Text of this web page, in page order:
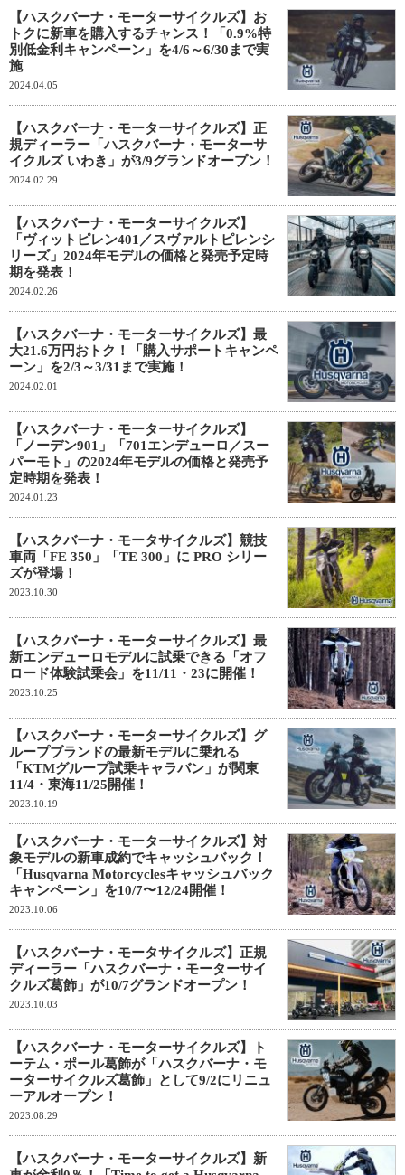
【ハスクバーナ・モーターサイクルズ】お
トクに新車を購入するチャンス！「0.9%特
別低金利キャンペーン」を4/6～6/30まで実
施
2024.04.05
【ハスクバーナ・モーターサイクルズ】正
規ディーラー「ハスクバーナ・モーターサ
イクルズ いわき」が3/9グランドオープン！
2024.02.29
【ハスクバーナ・モーターサイクルズ】
「ヴィットピレン401／スヴァルトピレンシ
リーズ」2024年モデルの価格と発売予定時
期を発表！
2024.02.26
【ハスクバーナ・モーターサイクルズ】最
大21.6万円おトク！「購入サポートキャンペ
ーン」を2/3～3/31まで実施！
2024.02.01
【ハスクバーナ・モーターサイクルズ】
「ノーデン901」「701エンデューロ／スー
パーモト」の2024年モデルの価格と発売予
定時期を発表！
2024.01.23
【ハスクバーナ・モータサイクルズ】競技
車両「FE 350」「TE 300」に PRO シリー
ズが登場！
2023.10.30
【ハスクバーナ・モーターサイクルズ】最
新エンデューロモデルに試乗できる「オフ
ロード体験試乗会」を11/11・23に開催！
2023.10.25
【ハスクバーナ・モーターサイクルズ】グ
ループブランドの最新モデルに乗れる
「KTMグループ試乗キャラバン」が関東
11/4・東海11/25開催！
2023.10.19
【ハスクバーナ・モーターサイクルズ】対
象モデルの新車成約でキャッシュバック！
「Husqvarna Motorcyclesキャッシュバック
キャンペーン」を10/7〜12/24開催！
2023.10.06
【ハスクバーナ・モータサイクルズ】正規
ディーラー「ハスクバーナ・モーターサイ
クルズ葛飾」が10/7グランドオープン！
2023.10.03
【ハスクバーナ・モーターサイクルズ】ト
ーテム・ポール葛飾が「ハスクバーナ・モ
ーターサイクルズ葛飾」として9/2にリニュ
ーアルオープン！
2023.08.29
【ハスクバーナ・モーターサイクルズ】新